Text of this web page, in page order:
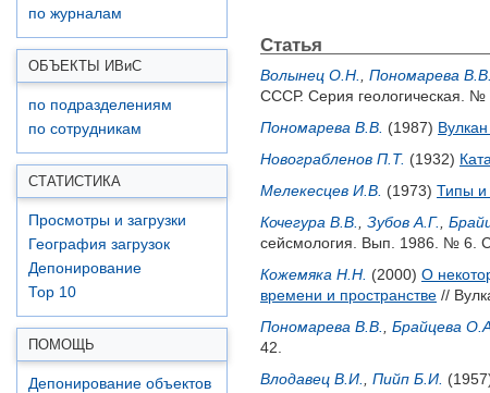
по журналам
ОБЪЕКТЫ ИВиС
по подразделениям
по сотрудникам
СТАТИСТИКА
Просмотры и загрузки
География загрузок
Депонирование
Top 10
ПОМОЩЬ
Депонирование объектов
Статья
Волынец О.Н. Пономарева В.В.
СССР. Серия геологическая. №
Пономарева В.В. (1987)
Новограбленов П.Т. (1932)
Мелекесцев И.В. (1973) Типы и
Кочегура В.В.
Зубов А.Г.
сейсмология. Вып. 1986. № 6.
Кожемяка Н.Н. (2000) О
времени и пространстве //
Пономарева В.В.
Брайцева
42.
Влодавец В.И.
Пийп Б.И.